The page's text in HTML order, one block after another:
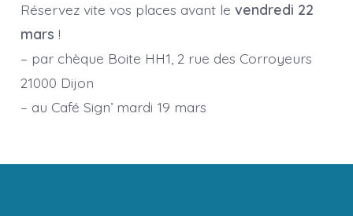
Réservez vite vos places avant le vendredi 22
mars !
– par chèque Boite HH1, 2 rue des Corroyeurs
21000 Dijon
– au Café Sign’ mardi 19 mars